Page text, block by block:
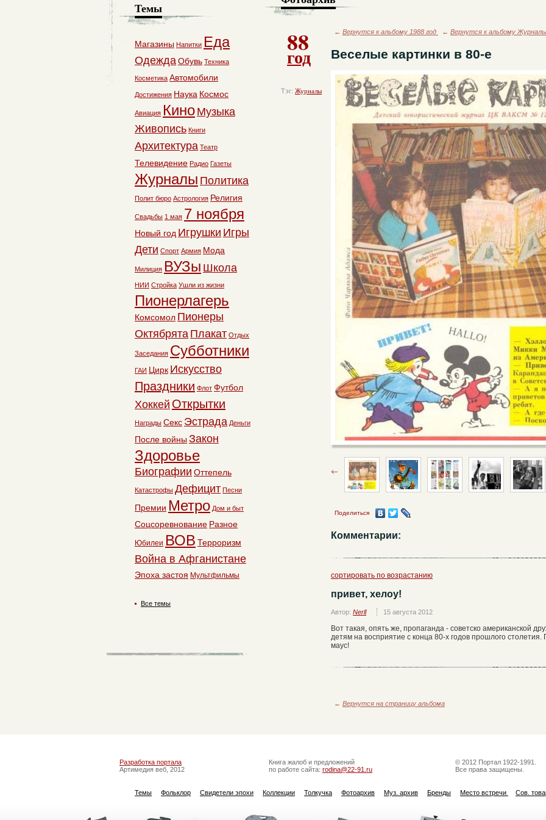
88
год
Тэг: Журналы
← Вернутся к альбому 1988 год ← Вернутся к альбому Журналы
Веселые картинки в 80-е
Поделиться
Комментарии:
сортировать по возрастанию
привет, хелоу!
Автор: Nerll 15 августа 2012
Вот такая, опять же, пропаганда - советско американской
детям на восприятие с конца 80-х годов прошлого
маус!
← Вернутся на страницу альбома
Темы
Магазины Напитки Еда
ОдеждаОбувь Техника
Косметика Автомобили
Достижения Наука Космос
Авиация Кино Музыка
Живопись Книги
Архитектура Театр
Телевидение Радио Газеты
Журналы Политика
Полит бюро Астрология Религия
Свадьбы 1 мая 7 ноября
Новый год Игрушки Игры
Дети Спорт Армия Мода
Милиция ВУЗы Школа
НИИ Стройка Ушли из жизни
Пионерлагерь
Комсомол Пионеры
Октябрята Плакат Отдых
Заседания Субботники
ГАИ Цирк Искусство
Праздники Флот Футбол
Хоккей Открытки
Награды Секс Эстрада Деньги
После войны Закон
Здоровье
Биографии Оттепель
Катастрофы Дефицит Песни
Премии Метро Дом и быт
Соцсоревнование Разное
Юбилеи ВОВ Терроризм
Война в Афганистане
Эпоха застоя Мультфильмы
Все темы
Разработка портала
Артимедия веб, 2012
Книга жалоб и предложений
по работе сайта: rodina@22-91.ru
© 2012 Портал 1922-1991.
Все права защищены.
Темы Фольклор Свидетели эпохи Коллекции Толкучка Фотоархив Муз. архив Бренды Место встречи Сов.